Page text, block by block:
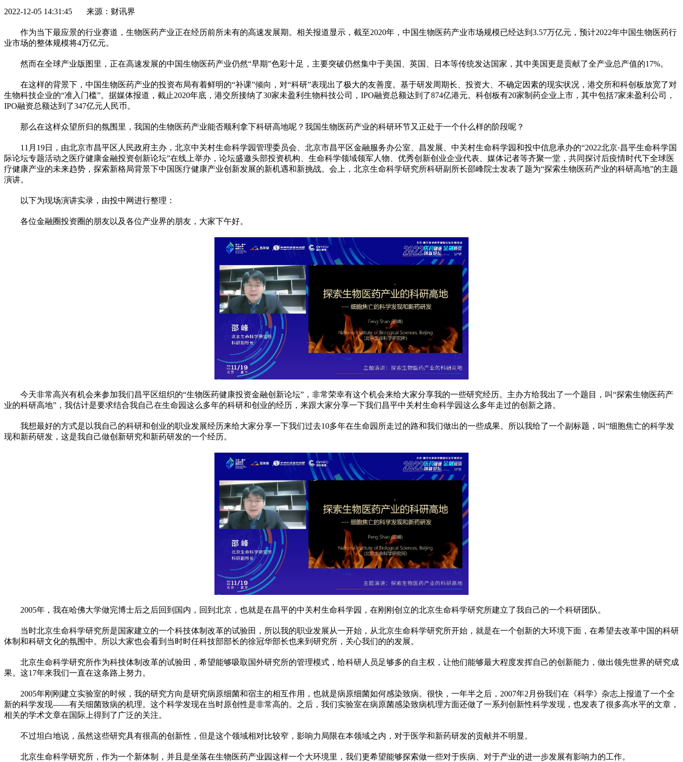
2022-12-05 14:31:45 来源：财讯界
作为当下最应景的行业赛道，生物医药产业正在经历前所未有的高速发展期。相关报道显示，截至2020年，中国生物医药产业市场规模已经达到3.57万亿元，预计2022年中国生物医药行
业市场的整体规模将4万亿元。
然而在全球产业版图里，正在高速发展的中国生物医药产业仍然“早期”色彩十足，主要突破仍然集中于美国、英国、日本等传统发达国家 ，其中美国更是贡献了全产业总产值的17%。
在这样的背景下，中国生物医药产业的投资布局有着鲜明的“补课”倾向，对“科研”表现出了极大的友善度。基于研发周期长、 投资大、不确定因素的现实状况，港交所和科创板放宽了对
生物科技企业的“准入门槛”。据媒体报道，截止2020年底，港交所接纳了30家未盈利生物科技公司，IPO融资总额达到了874亿港元。科创板有20家制药企业上市，其中包括7家未盈利公司，
IPO融资总额达到了347亿元人民币。
那么在这样众望所归的氛围里，我国的生物医药产业能否顺利拿下科研高地呢？我国生物医药产业的科研环节又正处于一个什么样的阶段呢？
11月19日，由北京市昌平区人民政府主办，北京中关村生命科学园管理委员会、北京市昌平区金融服务办公室、昌发展、中关村生命科学园和投中信息承办的“2022北京·昌平生命科学国
际论坛专题活动之医疗健康金融投资创新论坛”在线上举办，论坛盛邀头部投资机构 、生命科学领域领军人物、优秀创新创业企业代表、媒体记者等齐聚一堂，共同探讨后疫情时代下全球医
疗健康产业的未来趋势，探索新格局背景下中国医疗健康产业创新发展的新机遇和新挑战。会上，北京生命科学研究所科研副所长邵峰院士发表了题为“探索生物医药产业的科研高地”的主题
演讲。
以下为现场演讲实录，由投中网进行整理：
各位金融圈投资圈的朋友以及各位产业界的朋友，大家下午好。
今天非常高兴有机会来参加我们昌平区组织的“生物医药健康投资金融创新论坛”，非常荣幸有这个机会来给大家分享我的一些研究经历。主办方给我出了一个题目，叫“探索生物医药产
业的科研高地”，我估计是要求结合我自己在生命园这么多年的科研和创业的经历，来跟大家分享一下我们昌平中关村生命科学园这么多年走过的创新之路。
我想最好的方式是以我自己的科研和创业的职业发展经历来给大家分享一下我们过去10多年在生命园所走过的路和我们做出的一些成果。所以我给了一个副标题，叫“细胞焦亡的科学发
现和新药研发，这是我自己做创新研究和新药研发的一个经历。
2005年，我在哈佛大学做完博士后之后回到国内，回到北京，也就是在昌平的中关村生命科学园，在刚刚创立的北京生命科学研究所建立了我自己的一个科研团队。
当时北京生命科学研究所是国家建立的一个科技体制改革的试验田，所以我的职业发展从一开始，从北京生命科学研究所开始，就是在一个创新的大环境下面，在希望去改革中国的科研
体制和科研文化的氛围中。所以大家也会看到当时时任科技部部长的徐冠华部长也来到研究所，关心我们的的发展。
北京生命科学研究所作为科技体制改革的试验田，希望能够吸取国外研究所的管理模式，给科研人员足够多的自主权，让他们能够最大程度发挥自己的创新能力，做出领先世界的研究成
果。这17年来我们一直在这条路上努力。
2005年刚刚建立实验室的时候，我的研究方向是研究病原细菌和宿主的相互作用，也就是病原细菌如何感染致病。很快，一年半之后，2007年2月份我们在《科学》杂志上报道了一个全
新的科学发现——有关细菌致病的机理。这个科学发现在当时原创性是非常高的。之后，我们实验室在病原菌感染致病机理方面还做了一系列创新性科学发现，也发表了很多高水平的文章，
相关的学术文章在国际上得到了广泛的关注。
不过坦白地说，虽然这些研究具有很高的创新性 ，但是这个领域相对比较窄，影响力局限在本领域之内，对于医学和新药研发的贡献并不明显。
北京生命科学研究所，作为一个新体制，并且是坐落在生物医药产业园这样一个大环境里，我们更希望能够探索做一些对于疾病、对于产业的进一步发展有影响力的工作。